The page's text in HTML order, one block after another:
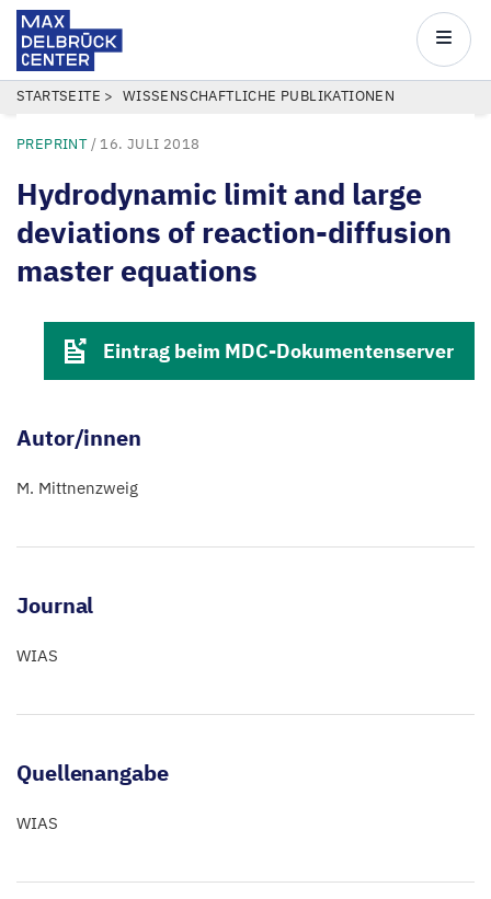
Direkt
Inhalt
Center
Main
PFADNAVIGATION
STARTSEITE WISSENSCHAFTLICHE PUBLIKATIONEN
PREPRINT/ 16. JULI 2018
Hydrodynamic limit and large
deviations of reaction-diffusion
master equations
Eintrag beim MDC-Dokumentenserver
Autor/innen
M. Mittnenzweig
Journal
WIAS
Quellenangabe
WIAS